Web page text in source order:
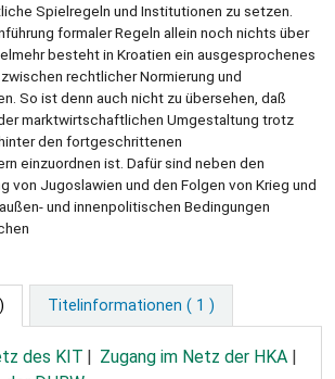
Spielregeln und Institutionen zu setzen.
formaler Regeln allein noch nichts über
besteht in Kroatien ein ausgesprochenes
rechtlicher Normierung und
So ist denn auch nicht zu übersehen, daß
marktwirtschaftlichen Umgestaltung trotz
den fortgeschrittenen
einzuordnen ist. Dafür sind neben den
von Jugoslawien und den Folgen von Krieg und
und innenpolitischen Bedingungen
Titelinformationen ( 1 )
des KIT
Zugang im Netz der HKA